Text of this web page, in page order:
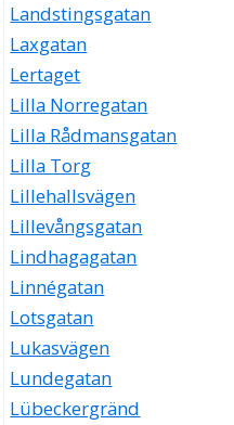
Landstingsgatan
Laxgatan
Lertaget
Lilla Norregatan
Lilla Rådmansgatan
Lilla Torg
Lillehallsvägen
Lillevångsgatan
Lindhagagatan
Linnégatan
Lotsgatan
Lukasvägen
Lundegatan
Lübeckergränd